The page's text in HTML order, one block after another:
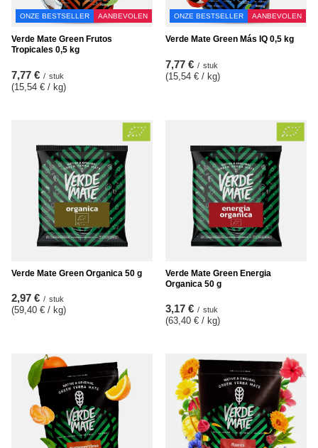
ONZE BESTSELLER AANBEVOLEN
Verde Mate Green Frutos
Tropicales 0,5 kg
7,77 € / stuk
(15,54 € / kg)
ONZE BESTSELLER AANBEVOLEN
Verde Mate Green Más IQ 0,5 kg
7,77 € / stuk
(15,54 € / kg)
Verde Mate Green Organica 50 g
2,97 € / stuk
(59,40 € / kg)
Verde Mate Green Energia
Organica 50 g
3,17 € / stuk
(63,40 € / kg)